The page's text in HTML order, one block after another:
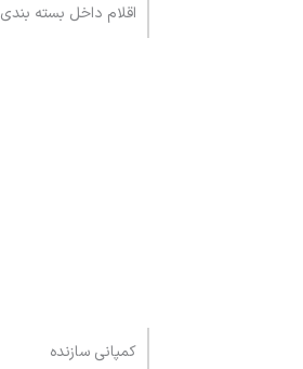
اقلام داخل بسته بندی
کمپانی سازنده